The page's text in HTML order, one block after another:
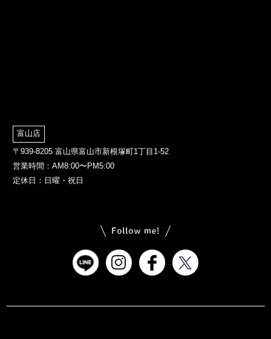
富山店
〒939-8205 富山県富山市新根塚町1丁目1-52
営業時間：AM8:00〜PM5:00
定休日：日曜・祝日